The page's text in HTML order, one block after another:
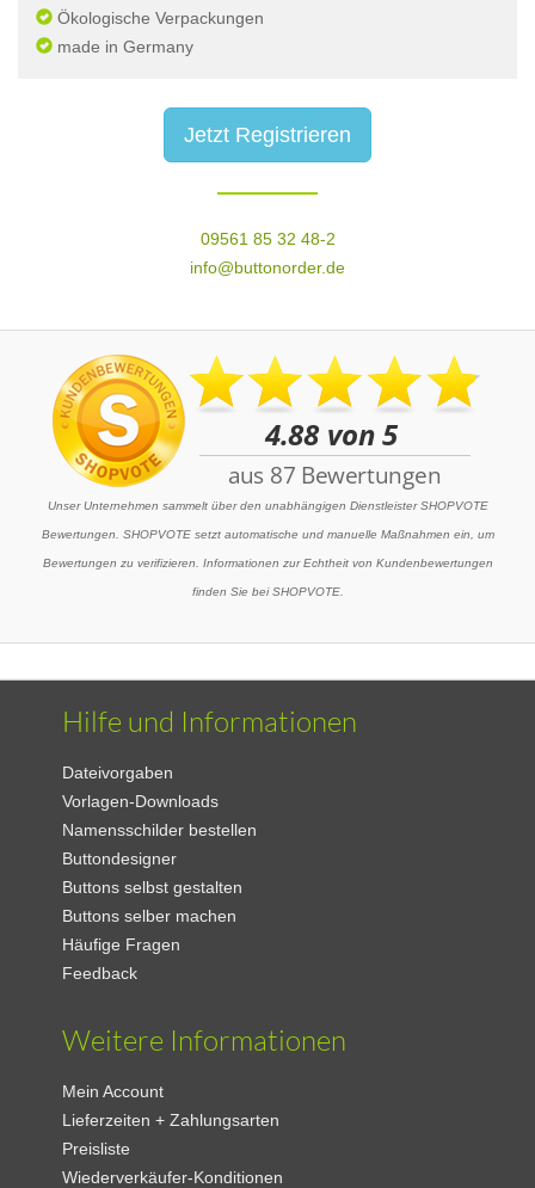
Ökologische Verpackungen
made in Germany
Jetzt Registrieren
09561 85 32 48-2
info@buttonorder.de
Unser Unternehmen sammelt über den unabhängigen Dienstleister SHOPVOTE
Bewertungen. SHOPVOTE setzt automatische und manuelle Maßnahmen ein, um
Bewertungen zu verifizieren. Informationen zur Echtheit von Kundenbewertungen
finden Sie bei SHOPVOTE.
Hilfe und Informationen
Dateivorgaben
Vorlagen-Downloads
Namensschilder bestellen
Buttondesigner
Buttons selbst gestalten
Buttons selber machen
Häufige Fragen
Feedback
Weitere Informationen
Mein Account
Lieferzeiten + Zahlungsarten
Preisliste
Wiederverkäufer-Konditionen